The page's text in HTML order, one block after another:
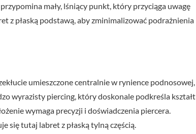
mały, lśniący punkt, który przyciąga uwagę
z płaską podstawą, aby zminimalizować podrażnienia
umieszczone centralnie w rynience podnosowej,
wyrazisty piercing, który doskonale podkreśla kształt
wymaga precyzji i doświadczenia piercera.
się tutaj labret z płaską tylną częścią.